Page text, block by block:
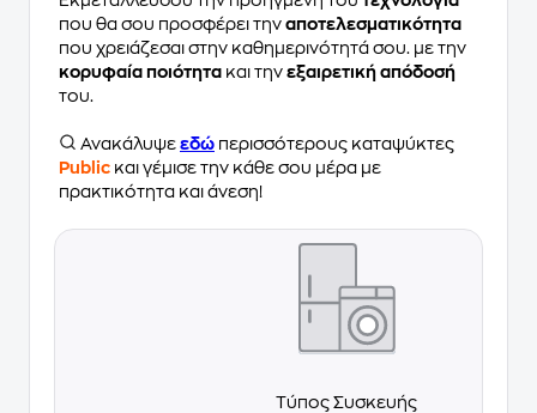
που θα σου προσφέρει την αποτελεσματικότητα
που χρειάζεσαι στην καθημερινότητά σου. με την
κορυφαία ποιότητα και την εξαιρετική απόδοσή
του.
Ανακάλυψε εδώ περισσότερους καταψύκτες
Public και γέμισε την κάθε σου μέρα με
πρακτικότητα και άνεση!
Τύπος Συσκευής